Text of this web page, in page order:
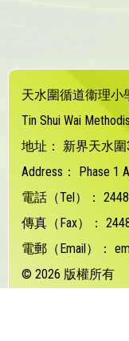
天水圍循道衞理小
Tin Shui Wai
地址：
新界天水
Address：
Phase 1
電話（Tel）：
傳真（Fax）：
電郵（Email）：
© 2026 版權所有